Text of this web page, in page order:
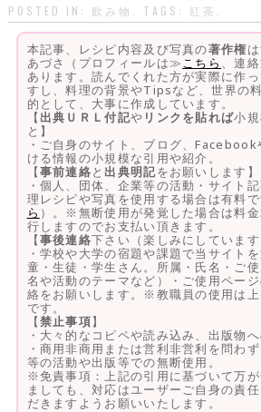
POSTED IN: 飲み物 . TAGS: 紅茶
本記事、レシピ内容及び写真の著作権
あづさ（プロフィールは≫こちら 、連
あります。読んでくれた方が実際に作
すし、料理の背景やTipsなど、世界の
的として、大事に作成しています。
【 出典ＵＲＬ付記や リンクを貼れば小
と】
・ご自身のサイト、ブログ、Facebook
ける情報の小規模な引用や紹介。
【事前連絡と 出典明記をお願いします】
・個人、団体、企業等の活動・サイト
理レシピや写真を使用する場合は有料
ら ）。※無断使用が発覚した場合は料
行しますのでお支払い頂きます。
【事後連絡下さい（楽しみにしています
・学校や大学の宿題や課題で当サイト
童・生徒・学生さん。所属・氏名・ご
名や活動のテーマなど）・ご使用ペー
絡をお願いします。※教職員の使用は
です。
【禁止事項】
・大々的なコピペや読み込み、出版物へ
・商用非商用または営利非営利を問わ
等の活動や出版等での無断使用。
※免責事項：上記の引用に基づいて万
ましても、対応はユーザーご自身の責
だきますようお願いいたします。